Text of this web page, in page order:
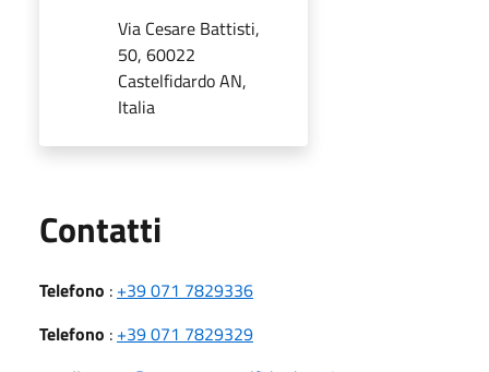
Via Cesare Battisti,
50, 60022
Castelfidardo AN,
Italia
Contatti
Telefono : +39 071 7829336
Telefono : +39 071 7829329